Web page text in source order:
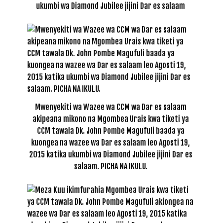
ukumbi wa Diamond Jubilee jijini Dar es salaam
Mwenyekiti wa Wazee wa CCM wa Dar es salaam
akipeana mikono na Mgombea Urais kwa tiketi ya
CCM tawala Dk. John Pombe Magufuli baada ya
kuongea na wazee wa Dar es salaam leo Agosti 19,
2015 katika ukumbi wa Diamond Jubilee jijini Dar es
salaam. PICHA NA IKULU.